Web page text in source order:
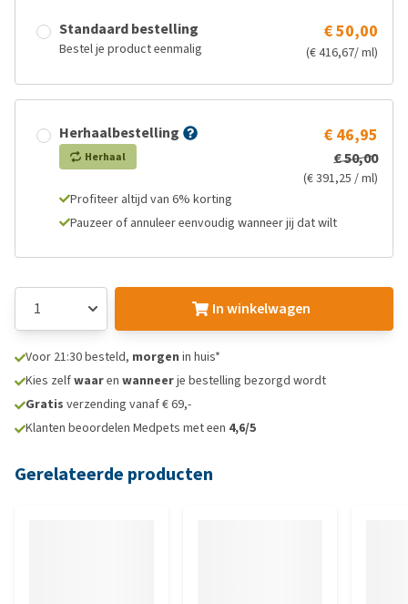
Standaard bestelling
Bestel je product eenmalig
€ 50,00
(€ 416,67/ ml)
Herhaalbestelling
Herhaal
€ 46,95
€ 50,00
(€ 391,25 / ml)
Profiteer altijd van 6% korting
Pauzeer of annuleer eenvoudig wanneer jij dat wilt
In winkelwagen
Voor 21:30 besteld, morgen in huis*
Kies zelfwaaren wanneerje bestelling bezorgd wordt
Gratis verzending vanaf € 69,-
Klanten beoordelen Medpets met een 4,6/5
Gerelateerde producten